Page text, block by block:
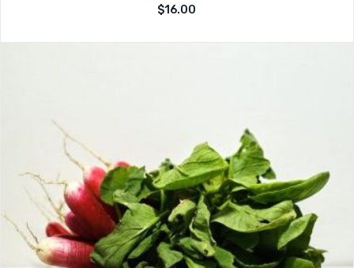
Note
sur
$16.00